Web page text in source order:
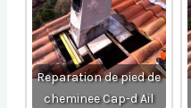
Reparation de pied de
cheminee Cap-d Ail